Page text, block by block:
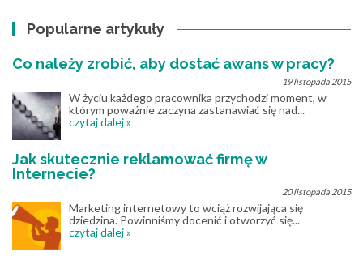
Popularne artykuły
Co należy zrobić, aby dostać awans w pracy?
19 listopada 2015
W życiu każdego pracownika przychodzi moment, w
którym poważnie zaczyna zastanawiać się nad...
czytaj dalej »
Jak skutecznie reklamować firmę w
Internecie?
20 listopada 2015
Marketing internetowy to wciąż rozwijająca się
dziedzina. Powinniśmy docenić i otworzyć się...
czytaj dalej »